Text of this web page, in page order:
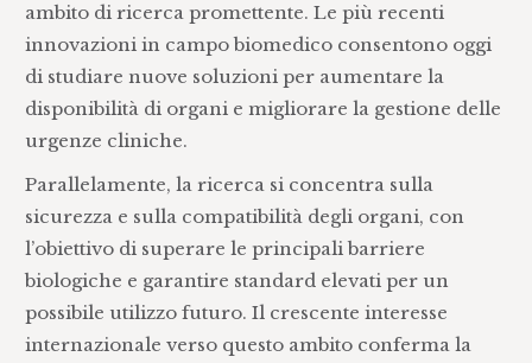
ambito di ricerca promettente. Le più recenti
innovazioni in campo biomedico consentono oggi
di studiare nuove soluzioni per aumentare la
disponibilità di organi e migliorare la gestione delle
urgenze cliniche.
Parallelamente, la ricerca si concentra sulla
sicurezza e sulla compatibilità degli organi, con
l’obiettivo di superare le principali barriere
biologiche e garantire standard elevati per un
possibile utilizzo futuro. Il crescente interesse
internazionale verso questo ambito conferma la